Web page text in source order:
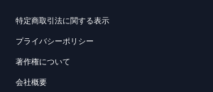
特定商取引法に関する表示
プライバシーポリシー
著作権について
会社概要